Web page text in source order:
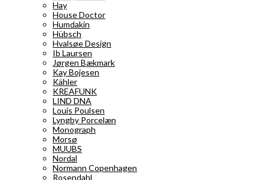
Hay
House Doctor
Humdakin
Hübsch
Hvalsøe Design
Ib Laursen
Jørgen Bækmark
Kay Bojesen
Kähler
KREAFUNK
LIND DNA
Louis Poulsen
Lyngby Porcelæn
Monograph
Morsø
MUUBS
Nordal
Normann Copenhagen
Rosendahl